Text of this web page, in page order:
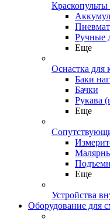
Краскопульты
Ручные
Еще
Оснастка для
Баки
Бачки
Рукава
Еще
Еще
Устройства
Оборудование для